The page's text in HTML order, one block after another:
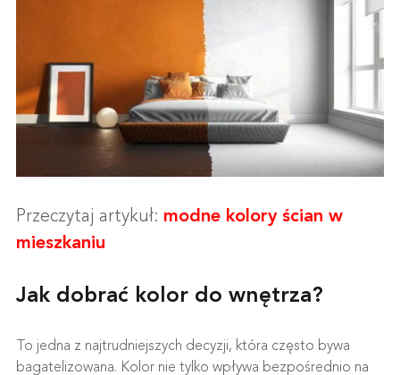
Przeczytaj artykuł: modne kolory ścian w
mieszkaniu
Jak dobrać kolor do wnętrza?
To jedna z najtrudniejszych decyzji, która często bywa
bagatelizowana. Kolor nie tylko wpływa bezpośrednio na